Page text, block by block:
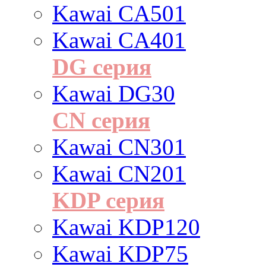
Kawai CA501
Kawai CA401
DG серия
Kawai DG30
CN серия
Kawai CN301
Kawai CN201
KDP серия
Kawai KDP120
Kawai KDP75